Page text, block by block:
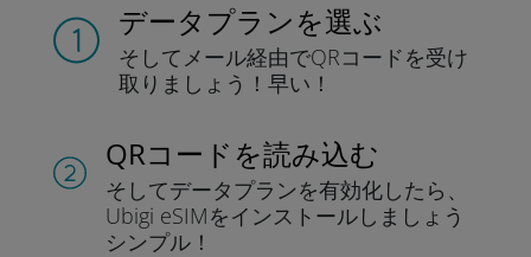
データプランを選ぶ
そしてメール経由でQRコードを受け
取りましょう！早い！
QRコードを読み込む
そしてデータプランを有効化したら、
Ubigi eSIMをインストールしま しょう
シンプル！